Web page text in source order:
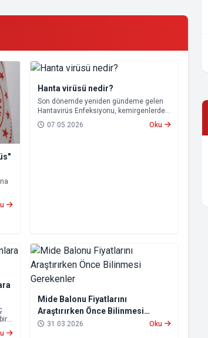
Hanta virüsü nedir?
Son dönemde yeniden gündeme gelen
Hantavirüs Enfeksiyonu, kemirgenlerden
insanlara bulaşabilen nadir ancak ciddi
bir viral hastalık olarak biliniyor.
07.05.2026 Oku
Mide Balonu Fiyatlarını
Araştırırken Önce Bilinmesi
Gerekenler
31.03.2026 Oku